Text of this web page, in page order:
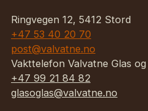
Ringvegen 12, 5412 Stord
+47 53 40 20 70
post@valvatne.no
Vakttelefon Valvatne Glas og
+47 99 21 84 82
glasoglas@valvatne.no